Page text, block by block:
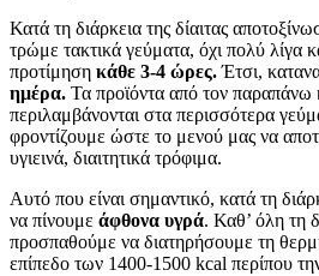
Κατά τη διάρκεια της δίαιτας
τρώμε τακτικά γεύματα, όχι πολύ λίγα
προτίμηση κάθε 3-4 ώρες.Έτσι,
ημέρα. Τα προϊόντα από τον παραπάνω
περιλαμβάνονται στα περισσότερα
φροντίζουμε ώστε το μενού μας να
υγιεινά, διαιτητικά τρόφιμα.
Αυτό που είναι σημαντικό, κατά τη
να πίνουμε άφθονα υγρά. Καθ’ όλη τη
προσπαθούμε να διατηρήσουμε τη
επίπεδο των 1400-1500 kcal περίπου